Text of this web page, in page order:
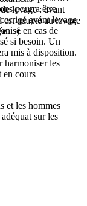
levage : avant
est adapté au levage
pourra être
avant levage
en cas de
si besoin. Un
mis à disposition.
harmoniser les
en cours
et les hommes
sur les